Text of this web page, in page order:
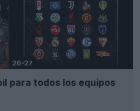
para todos los equipos